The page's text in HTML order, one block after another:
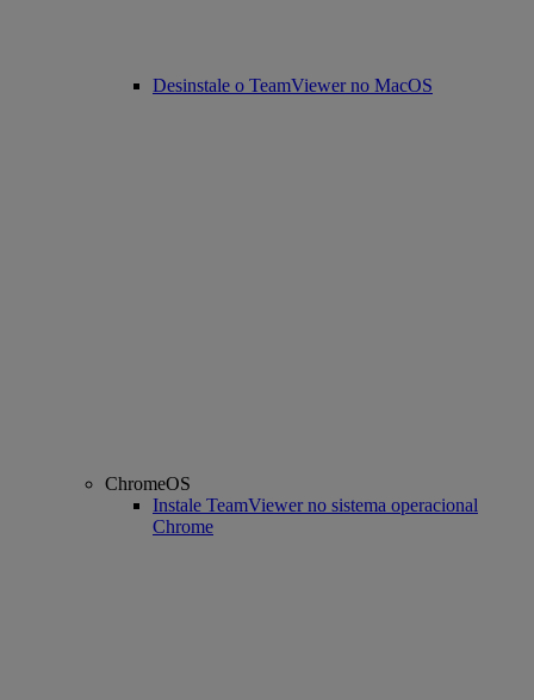
Desinstale o TeamViewer no MacOS
ChromeOS
Instale TeamViewer no sistema operacional
Chrome